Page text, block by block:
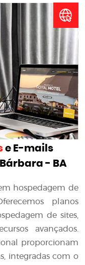
e E-mails
- BA
hospedagem de
planos
de sites,
avançados.
proporcionam
integradas com o